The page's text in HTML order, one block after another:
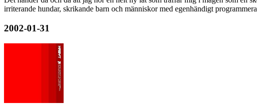
irriterande hundar, skrikande barn och människor med egenhändigt
2002-01-31